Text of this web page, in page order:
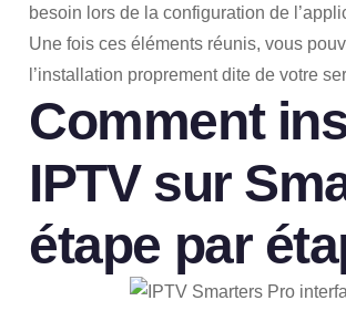
besoin lors de la configuration de
Une fois ces éléments réunis, vous
l’installation proprement dite de votre
Comment
IPTV sur
étape par